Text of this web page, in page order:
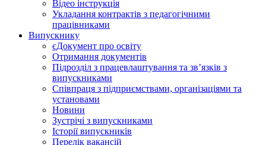
Відео інструкція
Укладання контрактів з педагогічними
працівниками
Випускнику
єДокумент про освіту
Отримання документів
Підрозділ з працевлаштування та зв’язків з
випускниками
Співпраця з підприємствами, організаціями та
установами
Новини
Зустрічі з випускниками
Історії випускників
Перелік вакансій